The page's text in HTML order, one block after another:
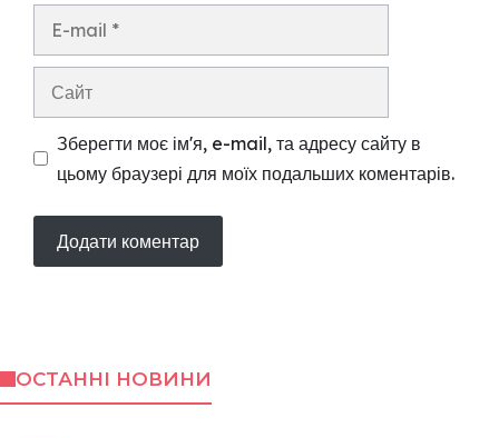
Зберегти моє ім'я, e-mail, та адресу сайту в
цьому браузері для моїх подальших коментарів.
ОСТАННІ НОВИНИ